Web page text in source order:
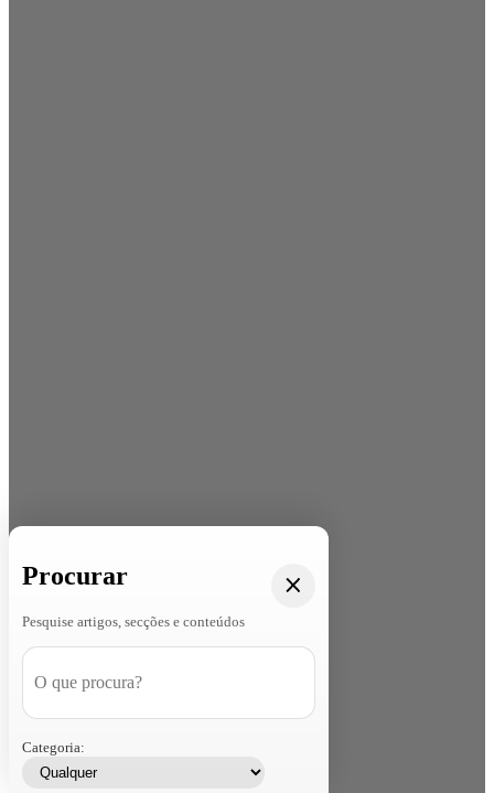
Procurar
Pesquise artigos, secções e conteúdos
Categoria: